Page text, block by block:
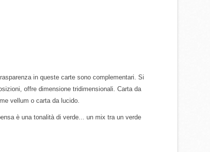
in queste carte sono complementari. Si
offre dimensione tridimensionali. Carta da
vellum o carta da lucido.
è una tonalità di verde... un mix tra un verde